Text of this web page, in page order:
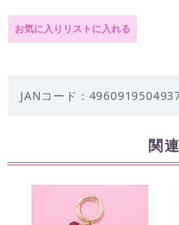
JANコード：
関